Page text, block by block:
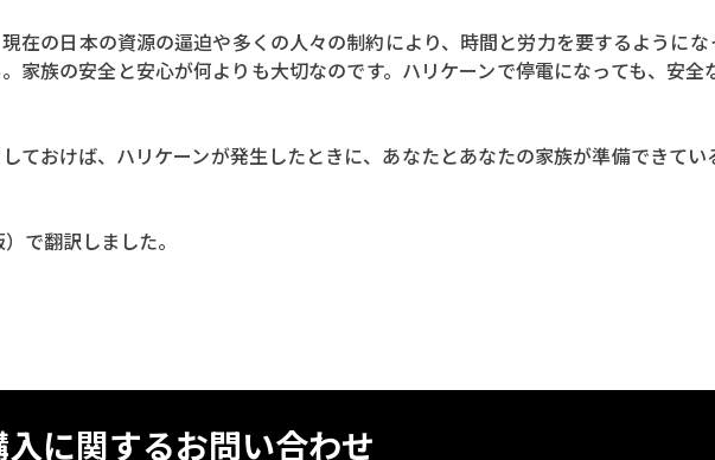
在の日本の資源の逼迫や多くの人々の制約により、時間と労力を要するように
家族の安全と安心が何よりも大切なのです。ハリケーンで停電になっても、安
ておけば、ハリケーンが発生したときに、あなたとあなたの家族が準備できて
で翻訳しました。
に関するお問い合わせ